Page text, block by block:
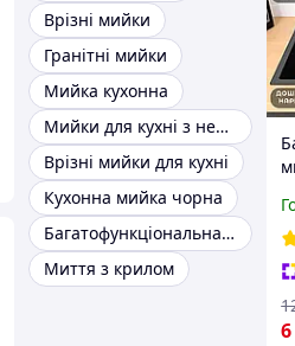
Врізні мийки
Гранітні мийки
Мийка кухонна
Мийки для кухні з нержавійки
Врізні мийки для кухні
Кухонна мийка чорна
Багатофункціональна мийка
Миття з крилом